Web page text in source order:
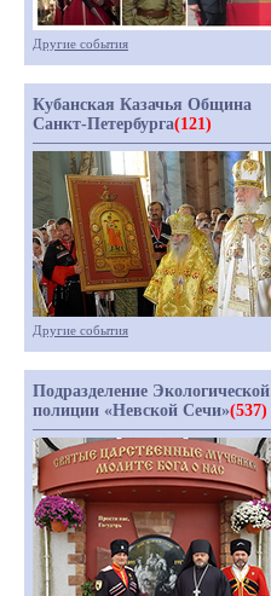
Другие события
Кубанская Казачья Община
Санкт-Петербурга(121)
Другие события
Подразделение Экологической
полиции «Невской Сечи»(537)